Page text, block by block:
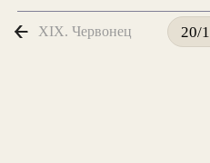
XIX. Червонец 20/